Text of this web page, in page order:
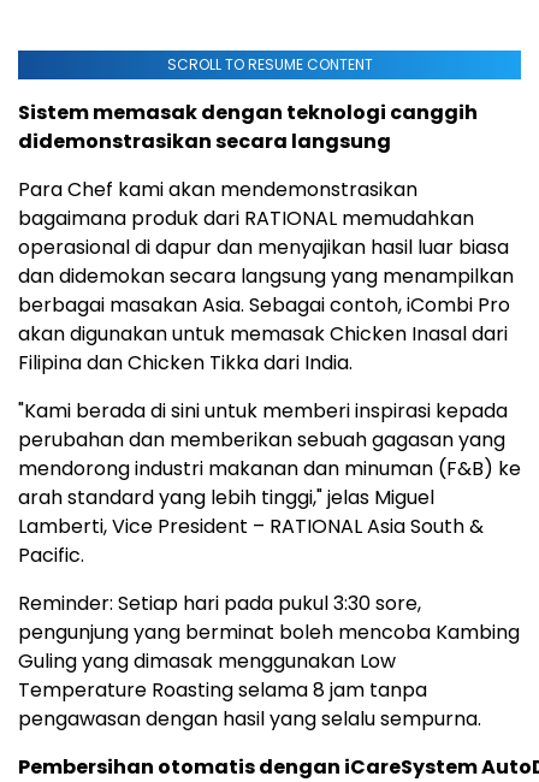
SCROLL TO RESUME CONTENT
Sistem memasak dengan teknologi canggih
didemonstrasikan secara langsung
Para Chef kami akan mendemonstrasikan
bagaimana produk dari RATIONAL memudahkan
operasional di dapur dan menyajikan hasil luar biasa
dan didemokan secara langsung yang menampilkan
berbagai masakan Asia. Sebagai contoh, iCombi Pro
akan digunakan untuk memasak Chicken Inasal dari
Filipina dan Chicken Tikka dari India.
"Kami berada di sini untuk memberi inspirasi kepada
perubahan dan memberikan sebuah gagasan yang
mendorong industri makanan dan minuman (F&B) ke
arah standard yang lebih tinggi," jelas Miguel
Lamberti, Vice President – RATIONAL Asia South &
Pacific.
Reminder: Setiap hari pada pukul 3:30 sore,
pengunjung yang berminat boleh mencoba Kambing
Guling yang dimasak menggunakan Low
Temperature Roasting selama 8 jam tanpa
pengawasan dengan hasil yang selalu sempurna.
Pembersihan otomatis dengan iCareSystem